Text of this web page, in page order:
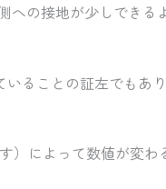
の接地が少しできる
ることの証左でもあり
によって数値が変